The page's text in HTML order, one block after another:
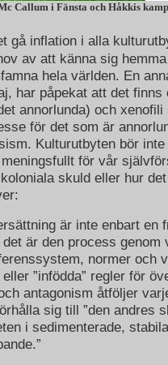
Callum i Fänsta och Håkkis
gå inflation i alla
av att känna sig
hela världen. En
har påpekat att det
annorlunda) och
för det som är
Kulturutbyten bör
för vår
skuld eller hur
är inte enbart en
är den process
normer och
”infödda” regler för
antagonism åtföljer
sig till ”den andres
i sedimenterade,